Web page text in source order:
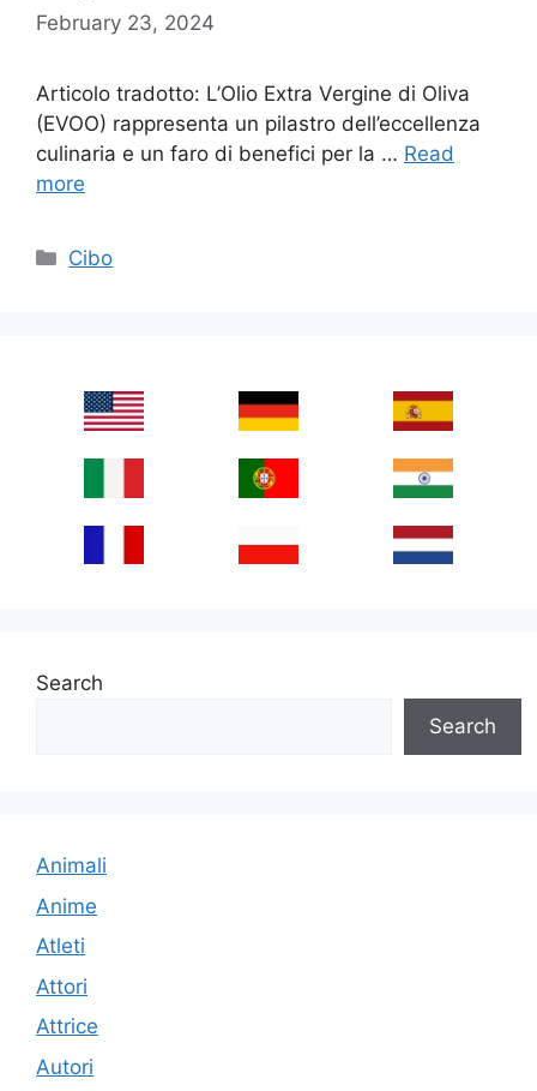
February 23, 2024
Articolo tradotto: L’Olio Extra Vergine di Oliva
(EVOO) rappresenta un pilastro dell’eccellenza
culinaria e un faro di benefici per la … Read
more
Categories
Cibo
Search
Search
Animali
Anime
Atleti
Attori
Attrice
Autori